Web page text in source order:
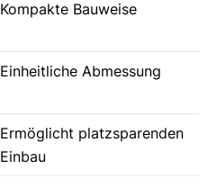
Kompakte Bauweise
Einheitliche Abmessung
Ermöglicht platzsparenden
Einbau